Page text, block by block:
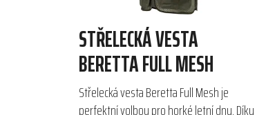
STŘELECKÁ VESTA
BERETTA FULL MESH
Střelecká vesta Beretta Full Mesh je
perfektní volbou pro horké letní dny. Díky